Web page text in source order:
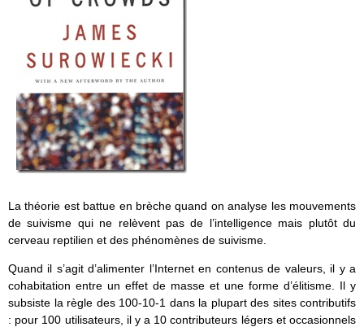
La théorie est battue en brèche quand on analyse les mouvements
de suivisme qui ne relèvent pas de l’intelligence mais plutôt du
cerveau reptilien et des phénomènes de suivisme.
Quand il s’agit d’alimenter l’Internet en contenus de valeurs, il y a
cohabitation entre un effet de masse et une forme d’élitisme. Il y
subsiste la règle des 100-10-1 dans la plupart des sites contributifs
: pour 100 utilisateurs, il y a 10 contributeurs légers et occasionnels